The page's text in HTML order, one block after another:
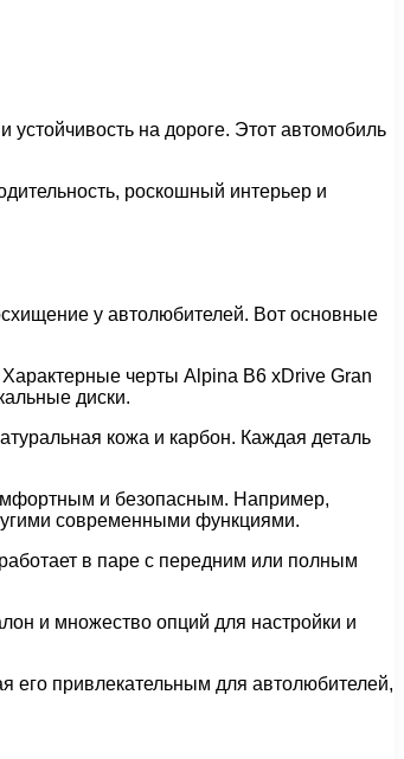
на дороге. Этот автомобиль
роскошный интерьер и
у автолюбителей. Вот основные
черты Alpina B6 xDrive Gran
диски.
кожа и карбон. Каждая деталь
и безопасным. Например,
современными функциями.
в паре с передним или полным
и множество опций для настройки и
его привлекательным для автолюбителей,